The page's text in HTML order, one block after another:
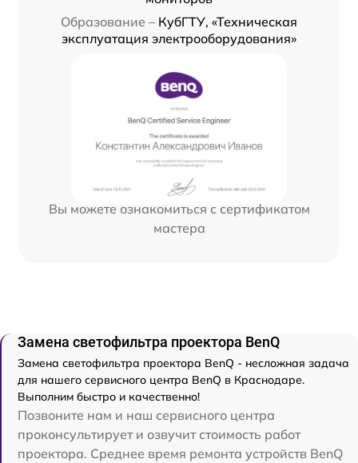
Образование – КубГТУ, «Техническая
эксплуатация электрооборудования»
Вы можете ознакомиться с сертификатом
мастера
Замена светофильтра проектора BenQ
Замена светофильтра проектора BenQ - несложная задача
для нашего сервисного центра BenQ в Краснодаре.
Выполним быстро и качественно!
Позвоните нам и наш сервисного центра
проконсультирует и озвучит стоимость работ
проектора. Среднее время ремонта устройств BenQ